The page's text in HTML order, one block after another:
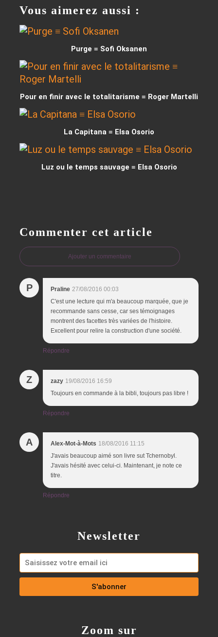
Vous aimerez aussi :
Purge ≡ Sofi Oksanen
Pour en finir avec le totalitarisme ≡ Roger Martelli
La Capitana ≡ Elsa Osorio
Luz ou le temps sauvage ≡ Elsa Osorio
Commenter cet article
Ajouter un commentaire
P Praline 27/08/2016 00:03
C'est une lecture qui m'a beaucoup marquée, que je
recommande sans cesse, car ses témoignages
montrent des facettes très variées de l'histoire.
Excellent pour relire la construction d'une société.
Répondre
Z zazy 19/08/2016 16:59
Toujours en commande à la bibli, toujours pas libre !
Répondre
A Alex-Mot-à-Mots 18/08/2016 11:15
J'avais beaucoup aimé son livre sut Tchernobyl.
J'avais hésité avec celui-ci. Maintenant, je note ce
titre.
Répondre
Newsletter
Zoom sur